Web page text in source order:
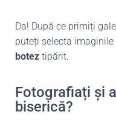
Da! După ce primiți
puteți selecta imaginile
botez tipărit.
Fotografiați și
biserică?